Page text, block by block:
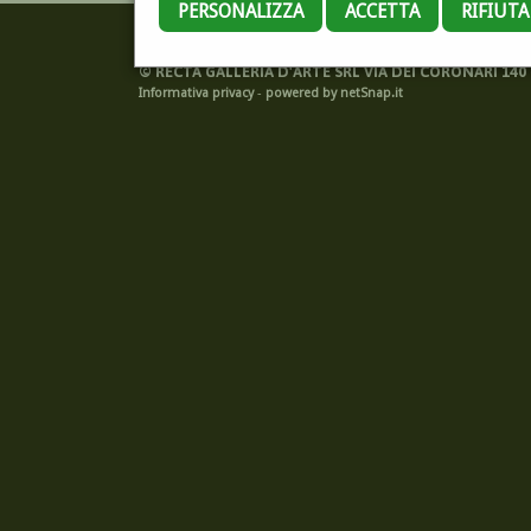
PERSONALIZZA ACCETTA
©RECTA GALLERIA D'ARTE SRL VIA DEI CORONARI
Informativa privacy- powered by netSnap.it